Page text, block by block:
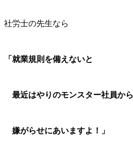
社労士の先生なら
「就業規則を備えないと
最近はやりのモンスター社員から
嫌がらせにあいますよ！」